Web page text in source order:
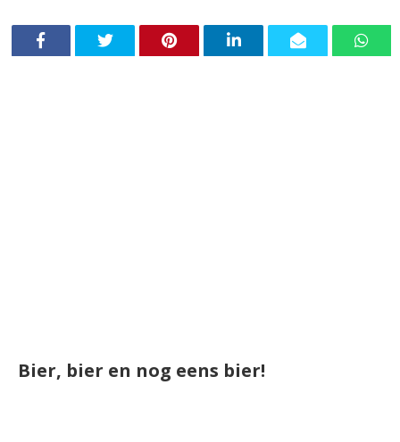
Bier, bier en nog eens bier!